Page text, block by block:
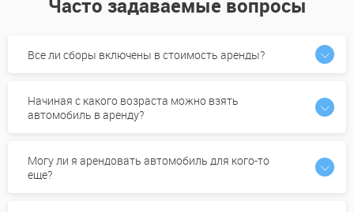
Часто задаваемые вопросы
Все ли сборы включены в стоимость аренды?
Начиная с какого возраста можно взять
автомобиль в аренду?
Могу ли я арендовать автомобиль для кого-то
еще?